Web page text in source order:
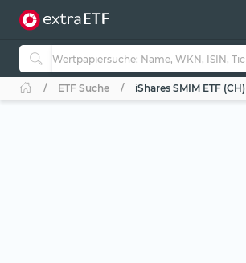
ETF Suche iShares SMIM ETF (CH)